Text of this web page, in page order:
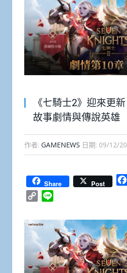
《七騎士2》迎來更
故事劇情與傳說英雄
作者: GAMENEWS 日期: 09/12/
Share Post
Copy